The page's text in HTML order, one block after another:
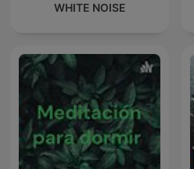
WHITE NOISE